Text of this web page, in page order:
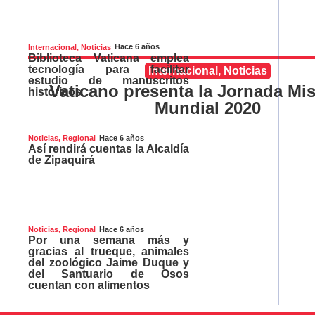
Internacional , Noticias
Vaticano presenta la Jornada
Mundial 2020
Internacional, Noticias Hace 6 años
Biblioteca Vaticana emplea
tecnología para facilitar
estudio de manuscritos
históricos
Noticias, Regional Hace 6 años
Así rendirá cuentas la Alcaldía
de Zipaquirá
Noticias, Regional Hace 6 años
Por una semana más y
gracias al trueque, animales
del zoológico Jaime Duque y
del Santuario de Osos
cuentan con alimentos